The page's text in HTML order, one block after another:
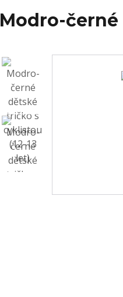
Modro-černé